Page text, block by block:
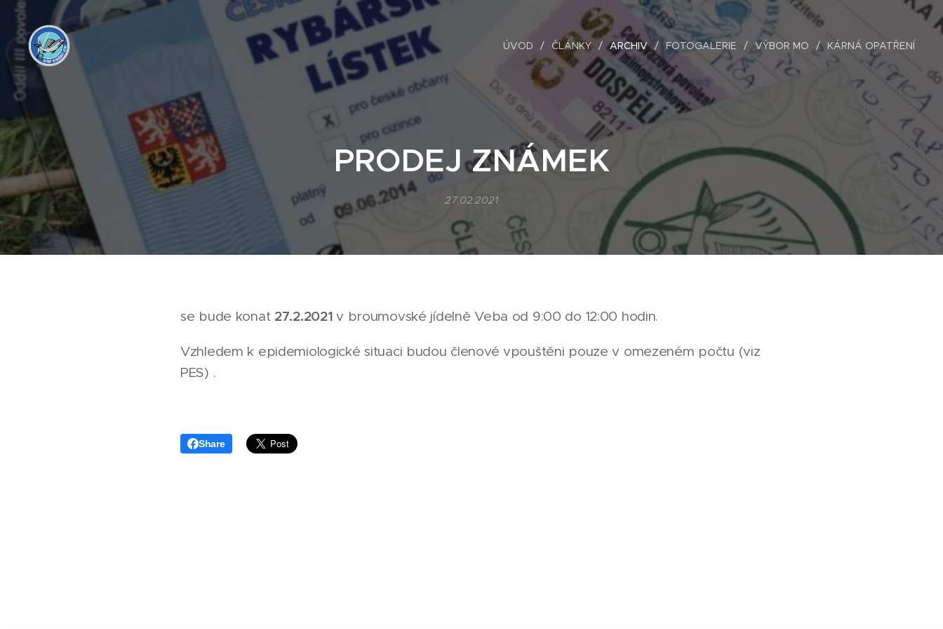
ÚVOD ČLÁNKY ARCHIV FOTOGALERIE VÝBOR MO KÁRNÁ OPATŘENÍ
PRODEJ ZNÁMEK
27.02.2021
se bude konat 27.2.2021v broumovské jídelně Veba od 9:00 do 12:00 hodin.
Vzhledem k epidemiologické situaci budou členové vpouštěni pouze v omezeném počtu (viz
PES) .
Share